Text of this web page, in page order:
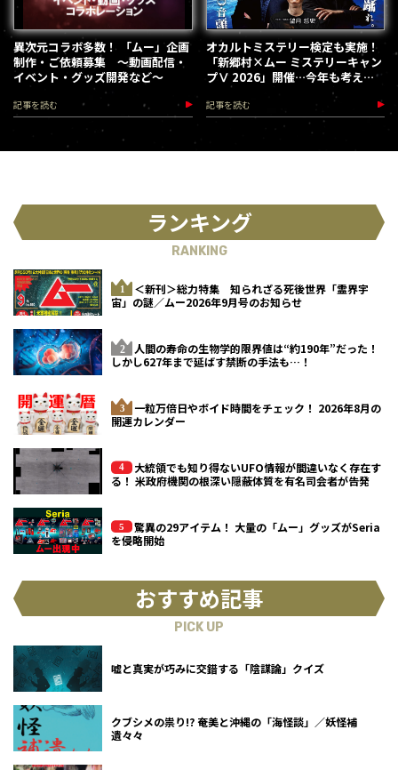
異次元コラボ多数！ 「ムー」企画
制作・ご依頼募集 ～動画配信・
イベント・グッズ開発など～
記事を読む
オカルトミステリー検定も実施！
「新郷村×ムー ミステリーキャン
プⅤ 2026」開催…今年も考える
な、踊れ！（2026.9.12）
記事を読む
ランキング
RANKING
＜新刊＞総力特集 知られざる死後世界「霊界宇
宙」の謎／ムー2026年9月号のお知らせ
人間の寿命の生物学的限界値は“約190年”だった！
しかし627年まで延ばす禁断の手法も…！
一粒万倍日やボイド時間をチェック！ 2026年8月の
開運カレンダー
大統領でも知り得ないUFO情報が間違いなく存在す
る！ 米政府機関の根深い隠蔽体質を有名司会者が告発
驚異の29アイテム！ 大量の「ムー」グッズがSeria
を侵略開始
おすすめ記事
PICK UP
嘘と真実が巧みに交錯する「陰謀論」クイズ
クブシメの祟り!? 奄美と沖縄の「海怪談」／妖怪補
遺々々